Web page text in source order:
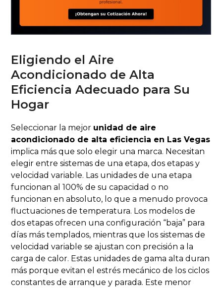
Eligiendo el Aire
Acondicionado de Alta
Eficiencia Adecuado para Su
Hogar
Seleccionar la mejor unidad de aire
acondicionado de alta eficiencia en Las Vegas
implica más que solo elegir una marca. Necesitan
elegir entre sistemas de una etapa, dos etapas y
velocidad variable. Las unidades de una etapa
funcionan al 100% de su capacidad o no
funcionan en absoluto, lo que a menudo provoca
fluctuaciones de temperatura. Los modelos de
dos etapas ofrecen una configuración “baja” para
días más templados, mientras que los sistemas de
velocidad variable se ajustan con precisión a la
carga de calor. Estas unidades de gama alta duran
más porque evitan el estrés mecánico de los ciclos
constantes de arranque y parada. Este menor